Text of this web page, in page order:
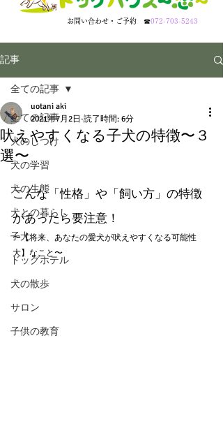
​お問い合わせ・ご予約 ☎072-703-5243
記事
全ての記事
犬のしつけ
犬の学習
犬の生態
犬との暮らし
子犬
ドッグホテル
犬の散歩
サロン
子供の教育
全ての記事
吠えやすくなる子犬の特徴〜３
選〜
uotani aki
2021年7月2日 読了時間: 6分
こんな「性格」や「飼い方」の特徴
があったら要注意！
〜【将来、あなたの愛犬が吠えやすくなる可能性
大】なこと〜